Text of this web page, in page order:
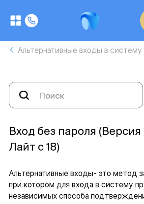
Альтернативные входы в систему
Вход без пароля
Лайт с 18)
Альтернативные входы- это метод
при котором для входа в систему
независимых способа